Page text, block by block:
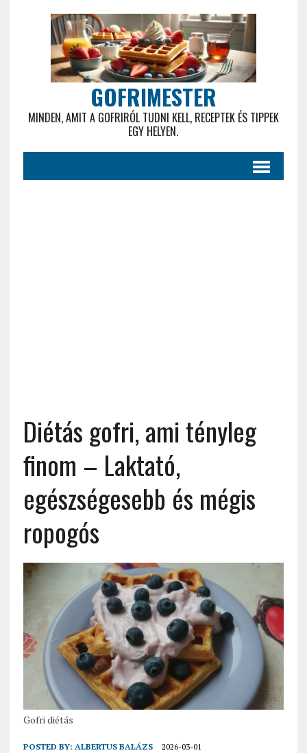
GOFRIMESTER
MINDEN, AMIT A GOFRIRÓL TUDNI KELL, RECEPTEK ÉS TIPPEK
EGY HELYEN.
Diétás gofri, ami tényleg
finom – Laktató,
egészségesebb és mégis
ropogós
Gofri diétás
POSTED BY: ALBERTUS BALÁZS 2026-03-01